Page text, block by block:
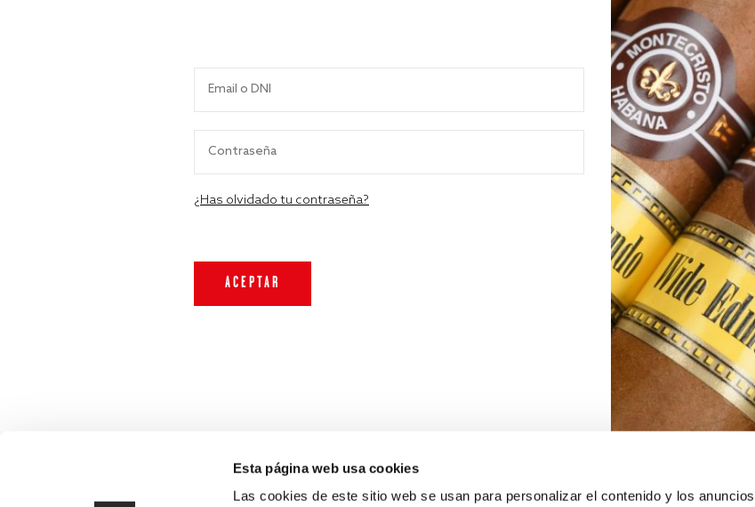
Esta página web usa cookies
Las cookies de este sitio web se usan para personalizar el contenido y los
¿Has olvidado tu contraseña?